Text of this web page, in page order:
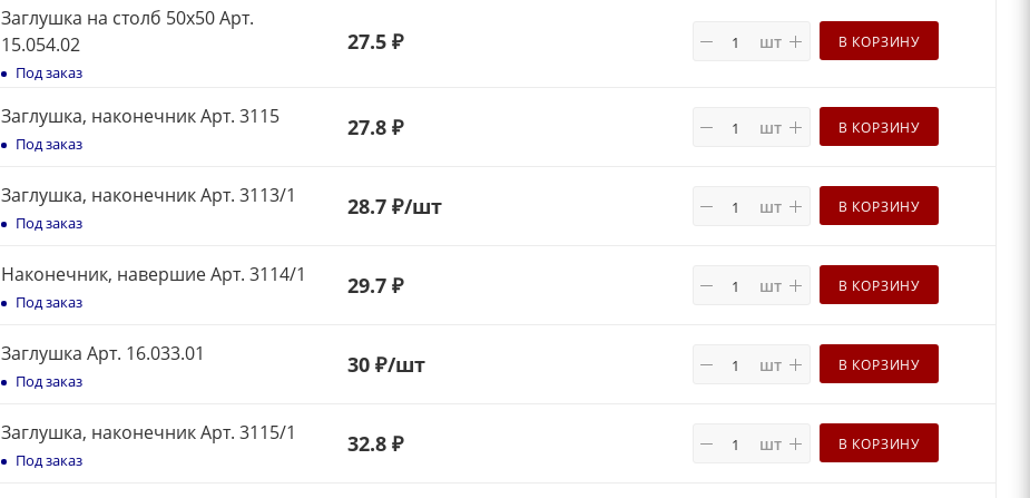
Заглушка на столб 50х50 Арт.
15.054.02
Под заказ
27.5 ₽ шт В КОРЗИНУ
Заглушка, наконечник Арт. 3115
Под заказ
27.8 ₽ шт В КОРЗИНУ
Заглушка, наконечник Арт. 3113/1
Под заказ
28.7 ₽/шт шт В КОРЗИНУ
Наконечник, навершие Арт. 3114/1
Под заказ
29.7 ₽ шт В КОРЗИНУ
Заглушка Арт. 16.033.01
Под заказ
30 ₽/шт шт В КОРЗИНУ
Заглушка, наконечник Арт. 3115/1
Под заказ
32.8 ₽ шт В КОРЗИНУ